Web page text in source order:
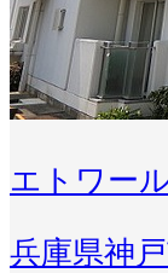
エトワー
兵庫県神